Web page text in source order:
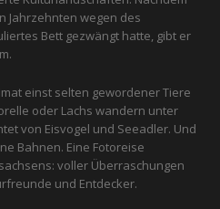
Jahrzehnten wegen des
Bett gezwängt hatte, gibt er
einst selten gewordener Tiere
oder Lachs wandern unter
von Eis­vogel und See­adler. Und
Bahnen. Eine Fotoreise
voller Überraschungen
und Entdecker.